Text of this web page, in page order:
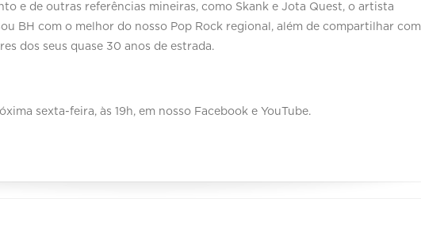
e de outras referências mineiras, como Skank e Jota Quest, o artista
BH com o melhor do nosso Pop Rock regional, além de compartilhar com
dos seus quase 30 anos de estrada.
sexta-feira, às 19h, em nosso Facebook e YouTube.